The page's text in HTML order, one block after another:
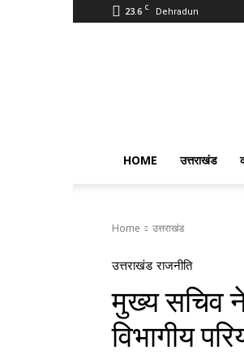
23.6 C Dehradun
HOME उत्तराखंड
Home उत्तराखंड
उत्तराखंड राजनीति
मुख्य सचिव ने
विभागीय